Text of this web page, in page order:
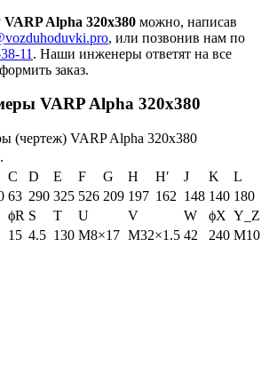
VARP Alpha 320x380 можно, написав
, или позвонив нам по
11 . Наши инженеры ответят на все
заказ.
VARP Alpha 320x380
C D E F G H H′ J K
L
63 290 325 526 209 197 162 148 140 180
ϕR S T U V W ϕX Y_Z
15 4.5 130 M8×17 M32×1.5 42 240